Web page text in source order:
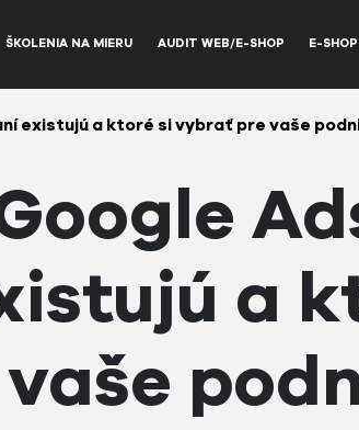
ŠKOLENIA NA MIERU AUDIT WEB/E-SHOP E-
existujú a ktoré si vybrať pre vaše
a